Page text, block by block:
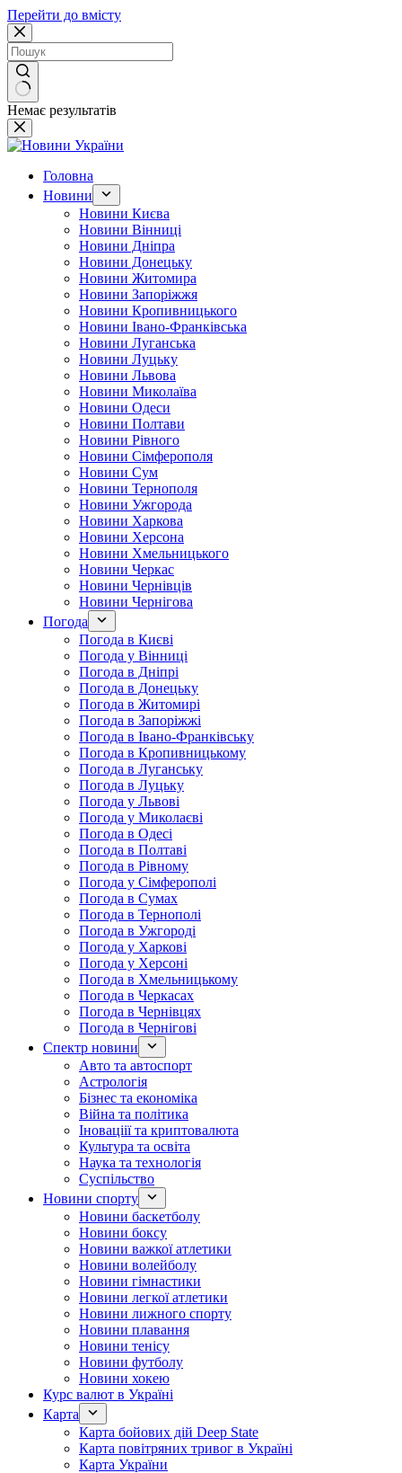
Перейти до вмісту
Немає результатів
Головна
Новини
Новини Києва
Новини Вінниці
Новини Дніпра
Новини Донецьку
Новини Житомира
Новини Запоріжжя
Новини Кропивницького
Новини Івано-Франківська
Новини Луганська
Новини Луцьку
Новини Львова
Новини Миколаїва
Новини Одеси
Новини Полтави
Новини Рівного
Новини Сімферополя
Новини Сум
Новини Тернополя
Новини Ужгорода
Новини Харкова
Новини Херсона
Новини Хмельницького
Новини Черкас
Новини Чернівців
Новини Чернігова
Погода
Погода в Києві
Погода у Вінниці
Погода в Дніпрі
Погода в Донецьку
Погода в Житомирі
Погода в Запоріжжі
Погода в Івано-Франківську
Погода в Кропивницькому
Погода в Луганську
Погода в Луцьку
Погода у Львові
Погода у Миколаєві
Погода в Одесі
Погода в Полтаві
Погода в Рівному
Погода у Сімферополі
Погода в Сумах
Погода в Тернополі
Погода в Ужгороді
Погода у Харкові
Погода у Херсоні
Погода в Хмельницькому
Погода в Черкасах
Погода в Чернівцях
Погода в Чернігові
Спектр новини
Авто та автоспорт
Астрологія
Бізнес та економіка
Війна та політика
Іноваціії та криптовалюта
Культура та освіта
Наука та технологія
Суспільство
Новини спорту
Новини баскетболу
Новини боксу
Новини важкої атлетики
Новини волейболу
Новини гімнастики
Новини легкої атлетики
Новини лижного спорту
Новини плавання
Новини тенісу
Новини футболу
Новини хокею
Курс валют в Україні
Карта
Карта бойових дій Deep State
Карта повітряних тривог в Україні
Карта України